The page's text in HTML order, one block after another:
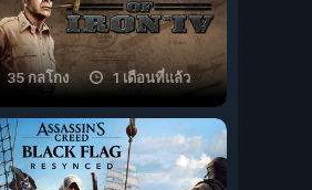
35 กลโกง 1 เดือนที่แล้ว